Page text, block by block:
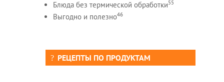
Блюда без термической обработки55
Выгодно и полезно46
РЕЦЕПТЫ ПО ПРОДУКТАМ